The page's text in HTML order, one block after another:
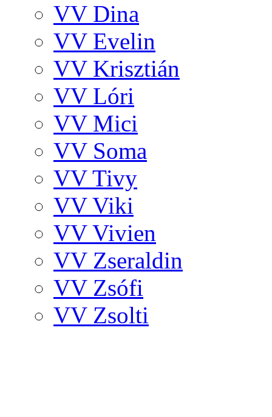
VV Dina
VV Evelin
VV Krisztián
VV Lóri
VV Mici
VV Soma
VV Tivy
VV Viki
VV Vivien
VV Zseraldin
VV Zsófi
VV Zsolti